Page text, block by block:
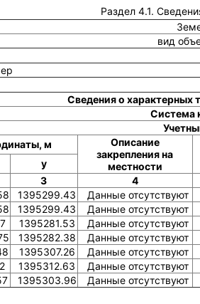
Раздел 4.1.
вид
Сведения о характерных
Система
м
Описание
закрепления на
местности
y
3
4
1395299.43
Данные отсутствуют
1395299.43
Данные отсутствуют
1395281.53
Данные отсутствуют
1395282.38
Данные отсутствуют
1395307.26
Данные отсутствуют
1395312.63
Данные отсутствуют
1395303.96 Данные отсутствуют